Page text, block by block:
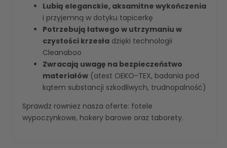
Lubią eleganckie, aksamitne wykończenia
i przyjemną w dotyku tapicerkę
Potrzebują łatwego w utrzymaniu w
czystości krzesła dzięki technologii
Cleanaboo
Zwracają uwagę na bezpieczeństwo
materiałów (atest OEKO-TEX, badania pod
kątem substancji szkodliwych, trudnopalność)
Sprawdz rowniez nasza oferte: fotele
wypoczynkowe, hokery barowe oraz taborety.